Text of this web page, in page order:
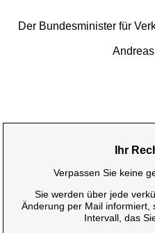
Der Bundesminister für
Ihr
Verpassen Sie keine
Sie werden über jede
Änderung per Mail informiert,
Intervall, das